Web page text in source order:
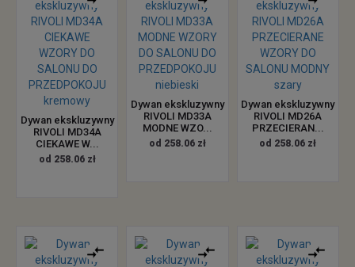
Dywan ekskluzywny
RIVOLI MD34A
CIEKAWE W...
od 258.06 zł
Dywan ekskluzywny
RIVOLI MD33A
MODNE WZO...
od 258.06 zł
Dywan ekskluzywny
RIVOLI MD26A
PRZECIERAN...
od 258.06 zł